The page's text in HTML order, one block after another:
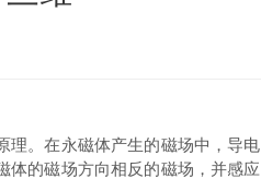
理。在永磁体产生的磁场中，导电
体的磁场方向相反的磁场，并感应